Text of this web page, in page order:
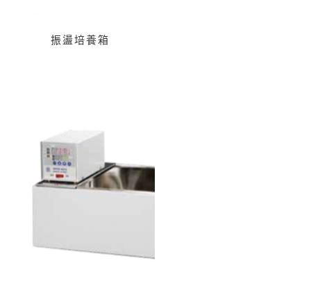
振盪培養箱